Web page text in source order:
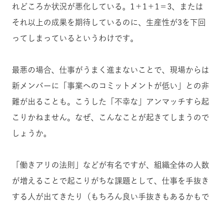
れどころか状況が悪化している。1＋1＋1＝3、または
それ以上の成果を期待しているのに、生産性が3を下回
ってしまっているというわけです。
最悪の場合、仕事がうまく進まないことで、現場からは
新メンバーに「事業へのコミットメントが低い」との非
難が出ることも。こうした「不幸な」アンマッチすら起
こりかねません。なぜ、こんなことが起きてしまうので
しょうか。
「働きアリの法則」などが有名ですが、組織全体の人数
が増えることで起こりがちな課題として、仕事を手抜き
する人が出てきたり（もちろん良い手抜きもあるかもで